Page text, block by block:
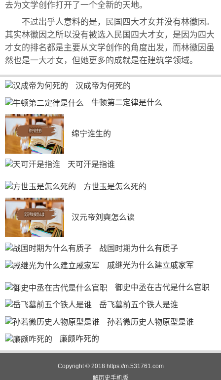
去为文学创作打开了一个全新的天地。
不过出乎人意料的是，民国四大才女并没有林徽因。
其实林徽因之所以没有被选入民国四大才女，是因为四大
才女的排名都是主要从文学创作的角度出发，而林徽因虽
然也是一大才女，但她更多的成就是在建筑学领域。
汉成帝为何死的
牛顿第二定律是什么
绵宁谁生的
天可汗是指谁
方世玉是怎么死的
汉元帝刘奭怎么读
战国时期为什么有质子
戚继光为什么建立戚家军
御史中丞在古代是什么官职
岳飞墓前五个铁人是谁
孙若微历史人物原型是谁
廉颇咋死的
Copyright © 2018 https://m.531761.com
解历史手机版